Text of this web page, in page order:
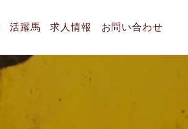
活躍馬 求人情報 お問い合わせ